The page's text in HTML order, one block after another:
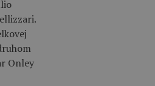
Onley